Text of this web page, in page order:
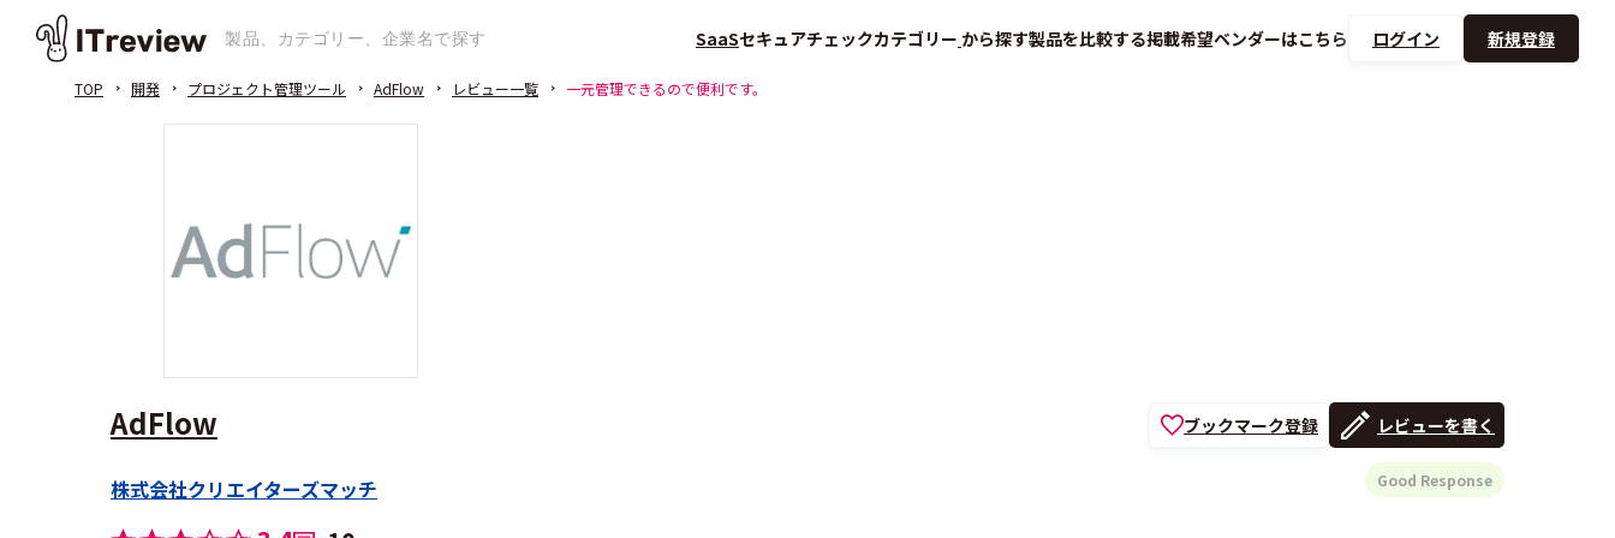
SaaSセキュアチェックカテゴリー から探す製品を比較する掲載希望ベンダーはこちら ログイン 新規登録
TOP 開発 プロジェクト管理ツール AdFlow レビュー一覧 一元管理できるので便利です。
AdFlow
株式会社クリエイターズマッチ
ブックマーク登録 レビューを書く
Good Response